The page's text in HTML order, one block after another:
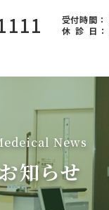
受付時間：
休 診 日 ：
News
お知らせ